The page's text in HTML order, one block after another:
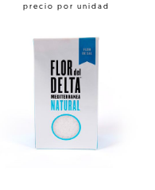
precio por unidad